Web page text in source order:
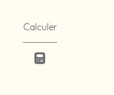
Calculer